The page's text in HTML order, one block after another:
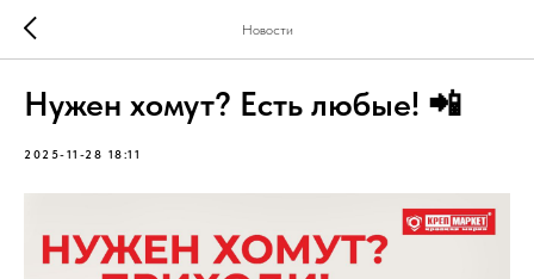
Новости
Нужен хомут? Есть любые! 📲
2025-11-28 18:11